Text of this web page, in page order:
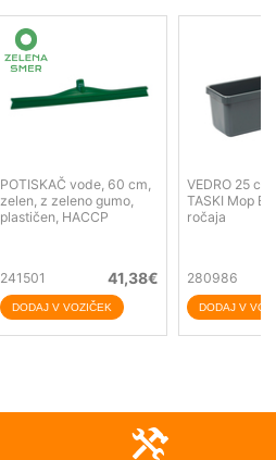
POTISKAČ vode, 60 cm,
zelen, z zeleno gumo,
plastičen, HACCP
241501 41,38€
VEDRO 25
TASKI Mop
ročaja
280986